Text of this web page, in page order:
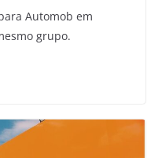
Automob em
grupo.